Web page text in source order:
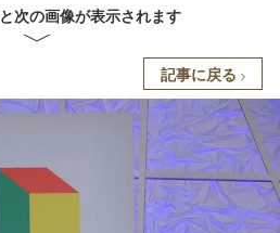
次の画像が表示されます
記事に戻る